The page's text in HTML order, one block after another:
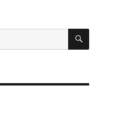
SUCHEN